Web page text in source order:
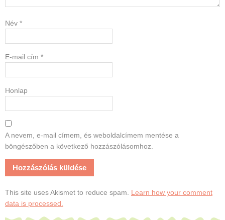
Név *
E-mail cím *
Honlap
A nevem, e-mail címem, és weboldalcímem mentése a
böngészőben a következő hozzászólásomhoz.
This site uses Akismet to reduce spam. Learn how your comment
data is processed.